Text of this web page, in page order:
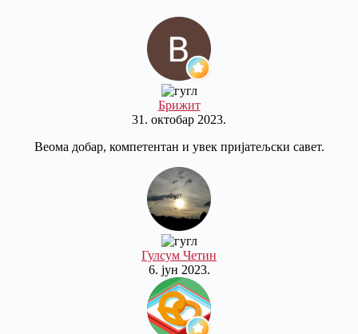
Брижит
31. октобар 2023.
Веома добар, компетентан и увек пријатељски савет.
Гулсум Четин
6. јун 2023.